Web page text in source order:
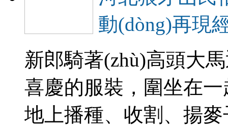
動(dòng)再現
新郎騎著(zhù)高頭大馬
喜慶的服裝，圍坐在一
地上播種、收割、揚麥